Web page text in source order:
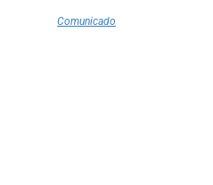
Comunicado